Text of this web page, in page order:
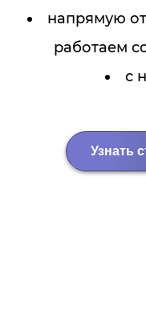
напрямую
работаем
с
Узнать